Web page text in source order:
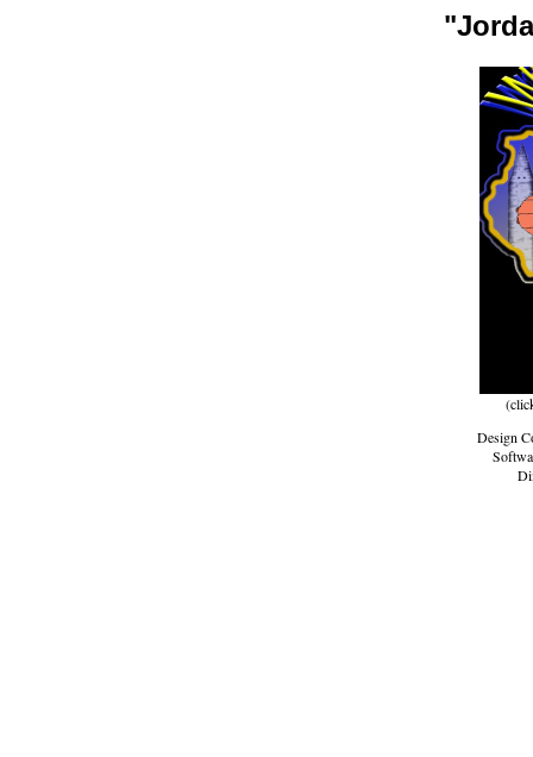
Design